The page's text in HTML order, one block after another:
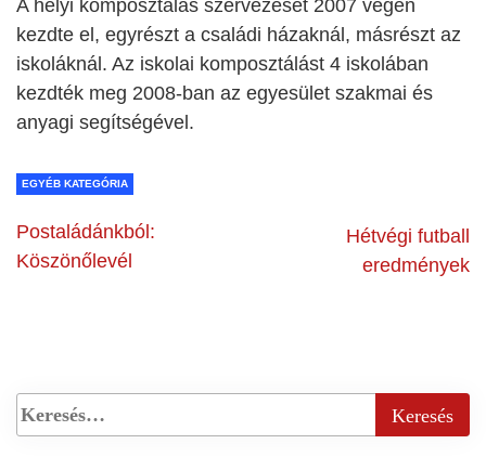
A helyi komposztálás szervezését 2007 végén
kezdte el, egyrészt a családi házaknál, másrészt az
iskoláknál. Az iskolai komposztálást 4 iskolában
kezdték meg 2008-ban az egyesület szakmai és
anyagi segítségével.
EGYÉB KATEGÓRIA
Postaládánkból:
Köszönőlevél
Hétvégi futball
eredmények